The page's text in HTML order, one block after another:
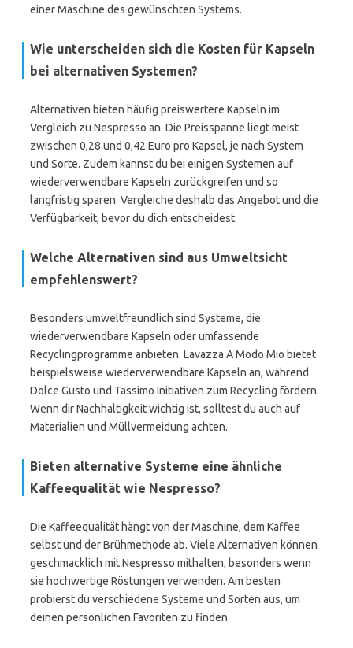
einer Maschine des gewünschten Systems.
Wie unterscheiden sich die Kosten für Kapseln
bei alternativen Systemen?
Alternativen bieten häufig preiswertere Kapseln im
Vergleich zu Nespresso an. Die Preisspanne liegt meist
zwischen 0,28 und 0,42 Euro pro Kapsel, je nach System
und Sorte. Zudem kannst du bei einigen Systemen auf
wiederverwendbare Kapseln zurückgreifen und so
langfristig sparen. Vergleiche deshalb das Angebot und die
Verfügbarkeit, bevor du dich entscheidest.
Welche Alternativen sind aus Umweltsicht
empfehlenswert?
Besonders umweltfreundlich sind Systeme, die
wiederverwendbare Kapseln oder umfassende
Recyclingprogramme anbieten. Lavazza A Modo Mio bietet
beispielsweise wiederverwendbare Kapseln an, während
Dolce Gusto und Tassimo Initiativen zum Recycling fördern.
Wenn dir Nachhaltigkeit wichtig ist, solltest du auch auf
Materialien und Müllvermeidung achten.
Bieten alternative Systeme eine ähnliche
Kaffeequalität wie Nespresso?
Die Kaffeequalität hängt von der Maschine, dem Kaffee
selbst und der Brühmethode ab. Viele Alternativen können
geschmacklich mit Nespresso mithalten, besonders wenn
sie hochwertige Röstungen verwenden. Am besten
probierst du verschiedene Systeme und Sorten aus, um
deinen persönlichen Favoriten zu finden.